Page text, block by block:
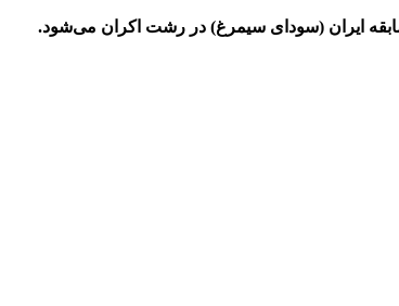
ایران (سودای سیمرغ) در رشت اکران می‌شود.